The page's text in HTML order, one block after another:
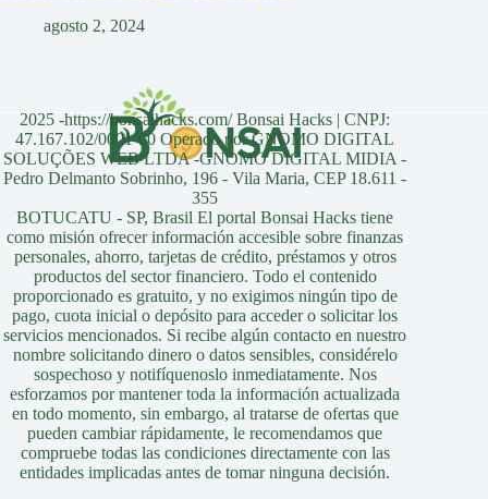
agosto 2, 2024
2025 -https://bonsaihacks.com/ Bonsai Hacks | CNPJ:
47.167.102/0001-60 Operado por GNOMO DIGITAL
SOLUÇÕES WEB LTDA -GNOMO DIGITAL MIDIA -
Pedro Delmanto Sobrinho, 196 - Vila Maria, CEP 18.611 -
355
BOTUCATU - SP, Brasil El portal Bonsai Hacks tiene
como misión ofrecer información accesible sobre finanzas
personales, ahorro, tarjetas de crédito, préstamos y otros
productos del sector financiero. Todo el contenido
proporcionado es gratuito, y no exigimos ningún tipo de
pago, cuota inicial o depósito para acceder o solicitar los
servicios mencionados. Si recibe algún contacto en nuestro
nombre solicitando dinero o datos sensibles, considérelo
sospechoso y notifíquenoslo inmediatamente. Nos
esforzamos por mantener toda la información actualizada
en todo momento, sin embargo, al tratarse de ofertas que
pueden cambiar rápidamente, le recomendamos que
compruebe todas las condiciones directamente con las
entidades implicadas antes de tomar ninguna decisión.